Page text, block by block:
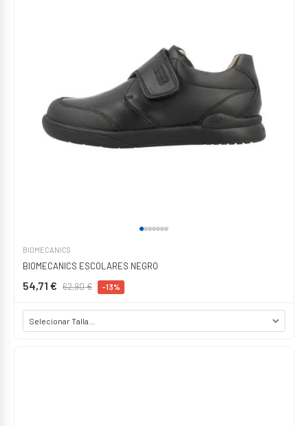
BIOMECANICS
BIOMECANICS ESCOLARES NEGRO
54,71 € 62,90 € -13%